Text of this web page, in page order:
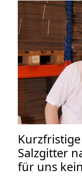
Salzgitter
für uns